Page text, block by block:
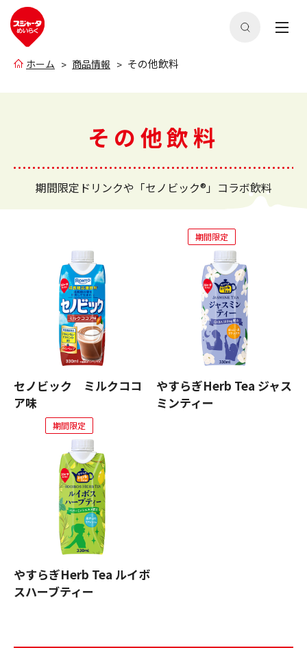
ホーム 商品情報 その他飲料
その他飲料
期間限定ドリンクや「セノビック®」コラボ飲料
セノビック ミルクココ
ア味
期間限定
やすらぎHerb Tea ジャス
ミンティー
期間限定
やすらぎHerb Tea ルイボ
スハーブティー